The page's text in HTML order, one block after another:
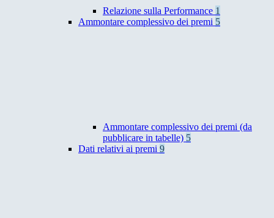
Relazione sulla Performance 1
Ammontare complessivo dei premi 5
Ammontare complessivo dei premi (da
pubblicare in tabelle) 5
Dati relativi ai premi 9